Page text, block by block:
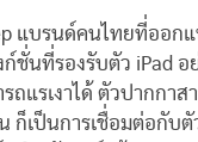
แบรนด์คนไทยที่ออก
ชั่นที่รองรับตัว iPad อ
ถแรเงาได้ ตัวปากกา
ก็เป็นการเชื่อมต่อกับ